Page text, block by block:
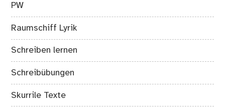
PW
Raumschiff Lyrik
Schreiben lernen
Schreibübungen
Skurrile Texte